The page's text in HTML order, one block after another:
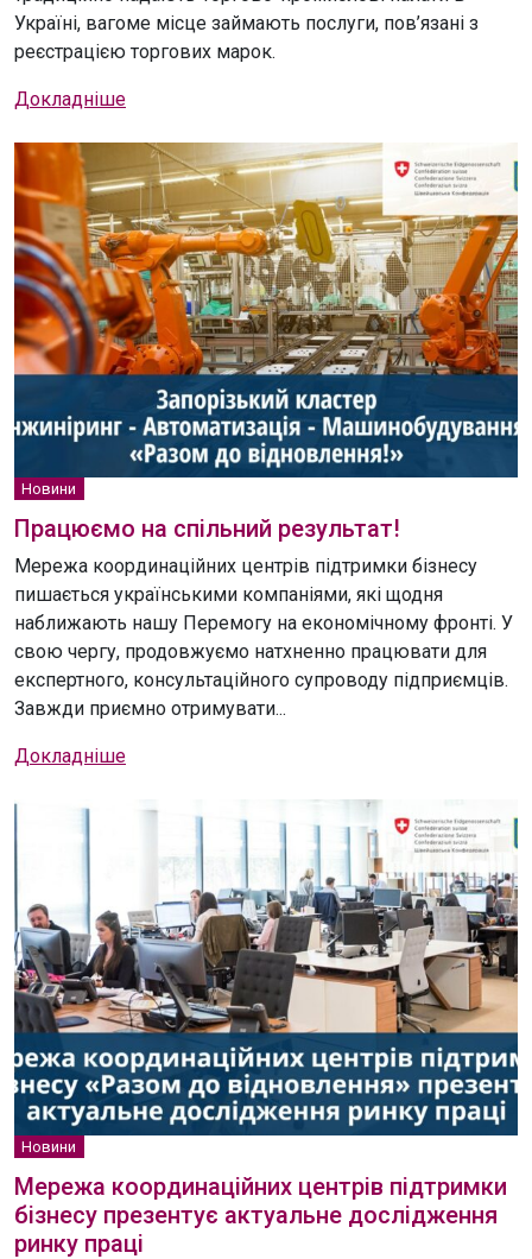
Україні, вагоме місце займають послуги, пов’язані з
реєстрацією торгових марок.
Докладніше
Новини
Працюємо на спільний результат!
Мережа координаційних центрів підтримки бізнесу
пишається українськими компаніями, які щодня
наближають нашу Перемогу на економічному фронті. У
свою чергу, продовжуємо натхненно працювати для
експертного, консультаційного супроводу підприємців.
Завжди приємно отримувати...
Докладніше
Новини
Мережа координаційних центрів підтримки
бізнесу презентує актуальне дослідження
ринку праці